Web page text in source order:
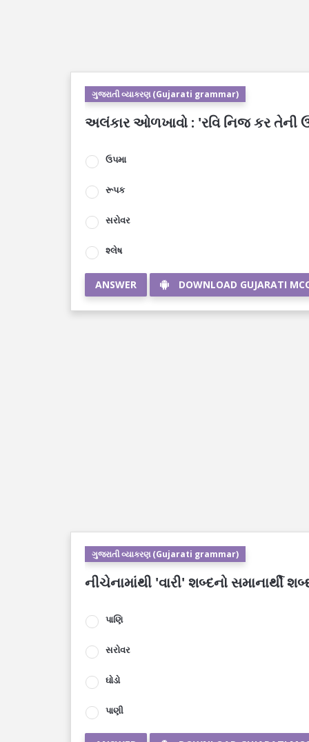
ગુજરાતી વ્યાકરણ (Gujarati grammar)
અલંકાર ઓળખાવો : 'રવિ નિજ કર તેની
ઉપમા
રૂપક
સરોવર
શ્લેષ
ANSWER DOWNLOAD GUJARATI
ગુજરાતી વ્યાકરણ (Gujarati grammar)
નીચેનામાંથી 'વારી' શબ્દનો સમાનાર્થી
પાણિ
સરોવર
ઘોડો
પાણી